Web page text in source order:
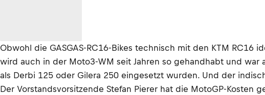
Obwohl die GASGAS-RC16-Bikes technisch mit den KTM RC16
wird auch in der Moto3-WM seit Jahren so gehandhabt und
als Derbi 125 oder Gilera 250 eingesetzt wurden. Und der
Der Vorstandsvorsitzende Stefan Pierer hat die MotoGP-Kosten